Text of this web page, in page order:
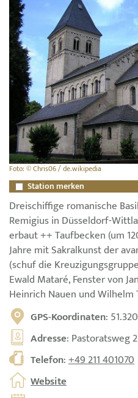
Foto: © Chris06 / de.wikipedia
Station merken
Dreischiffige romanische
Remigius in Düsseldorf-
erbaut ++ Taufbecken (um
Jahre mit Sakralkunst der
(schuf die
Ewald Mataré, Fenster von
Heinrich Nauen und Wilhelm
GPS-Koordinaten:
Adresse: Pastoratsweg
Telefon:+49 211 401070
Website